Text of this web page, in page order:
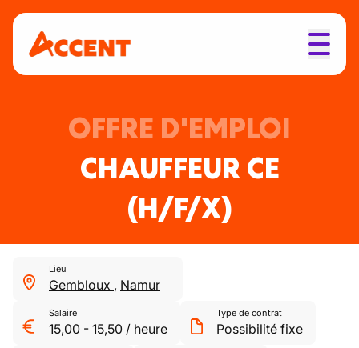
OFFRE D'EMPLOI
CHAUFFEUR CE
(H/F/X)
Lieu
Gembloux , Namur
Salaire
15,00 - 15,50 / heure
Type de contrat
Possibilité fixe